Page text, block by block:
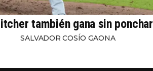
también gana sin ponchar
SALVADOR COSÍO GAONA